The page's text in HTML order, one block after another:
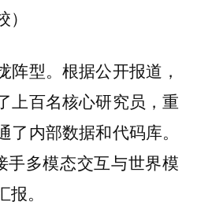
）
阵型。根据公开报道，
上百名核心研究员，重
内部数据和代码库。
手多模态交互与世界模
。